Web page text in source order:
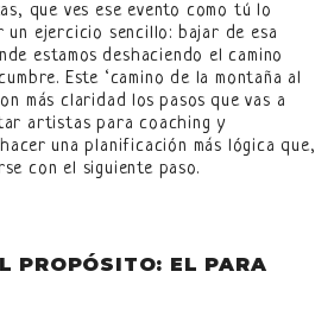
que ves ese evento como tú lo
un ejercicio sencillo: bajar de esa
estamos deshaciendo el camino
Este ‘camino de la montaña al
más claridad los pasos que vas a
artistas para coaching y
una planificación más lógica que,
con el siguiente paso.
PROPÓSITO: EL PARA